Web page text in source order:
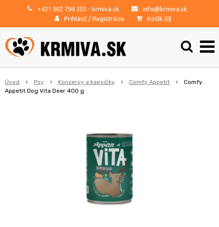
+421 902 794 355 - krmiva.sk
info@krmiva.sk
Prihlásiť / Registrácia Košík (0)
Úvod Psy Konzervy a kapsičky Comfy Appetit
Comfy
Appetit Dog Vita Deer 400 g